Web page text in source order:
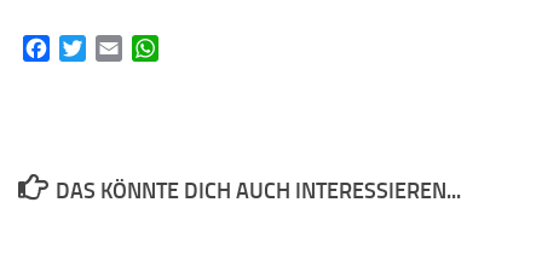
FacebookTwitterEmail
DAS KÖNNTE DICH AUCH INTERESSIEREN...